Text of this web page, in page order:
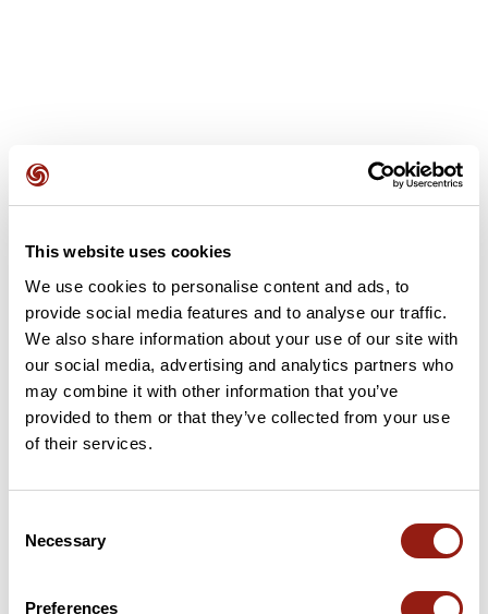
This website uses cookies
We use cookies to personalise content and ads, to
provide social media features and to analyse our traffic.
We also share information about your use of our site with
our social media, advertising and analytics partners who
may combine it with other information that you’ve
provided to them or that they’ve collected from your use
of their services.
Selection
Necessary
Preferences
Avis des utilisateurs
Soyez le premier à ajouter un avis !
Ajouter un avis
Résumé
Découvrez ce parcours de 308,1 km qui débute à Espot et se
et 0,2 km de pistes forestières. Il présente une ascension